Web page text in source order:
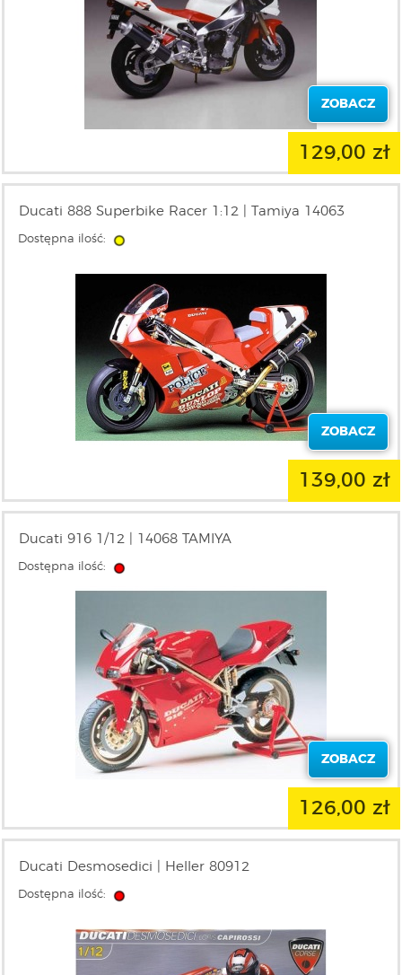
ZOBACZ
129,00 zł
Ducati 888 Superbike Racer 1:12 | Tamiya 14063
Dostępna ilość:
ZOBACZ
139,00 zł
Ducati 916 1/12 | 14068 TAMIYA
Dostępna ilość:
ZOBACZ
126,00 zł
Ducati Desmosedici | Heller 80912
Dostępna ilość: